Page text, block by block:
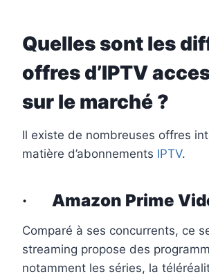
Quelles sont les
offres d’IPTV
sur le marché ?
Il existe de nombreuses offres
matière d’abonnements IPTV.
· Amazon Prime
Comparé à ses concurrents, ce
streaming propose des
notamment les séries, la